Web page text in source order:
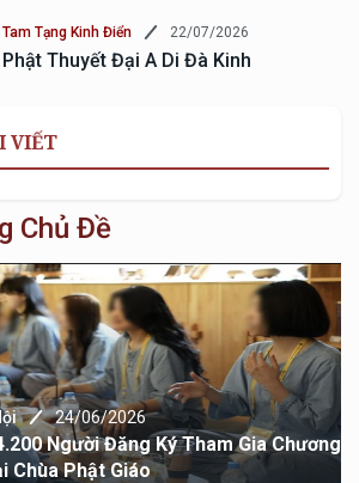
Tam Tạng Kinh Điển 22/07/2026
Phật Thuyết Đại A Di Đà Kinh
VIẾT
Chủ Đề
24/06/2026
Người Đăng Ký Tham Gia Chương
Chùa Phật Giáo